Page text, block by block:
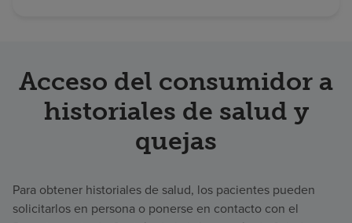
Acceso del consumidor a
historiales de salud y
quejas
Para obtener historiales de salud, los pacientes pueden
solicitarlos en persona o ponerse en contacto con el